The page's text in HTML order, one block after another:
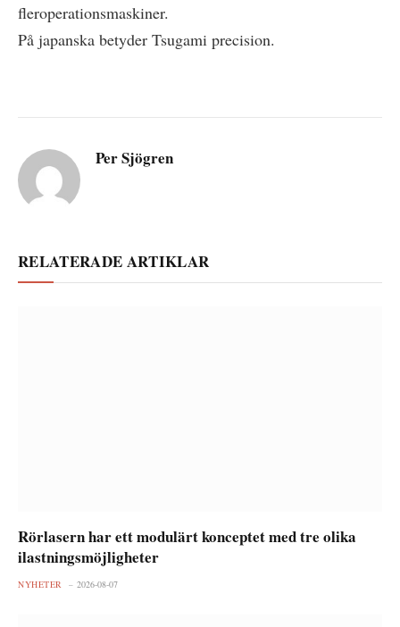
fleroperationsmaskiner.
På japanska betyder Tsugami precision.
Per Sjögren
RELATERADE ARTIKLAR
Rörlasern har ett modulärt konceptet med tre olika
ilastningsmöjligheter
NYHETER 2026-08-07